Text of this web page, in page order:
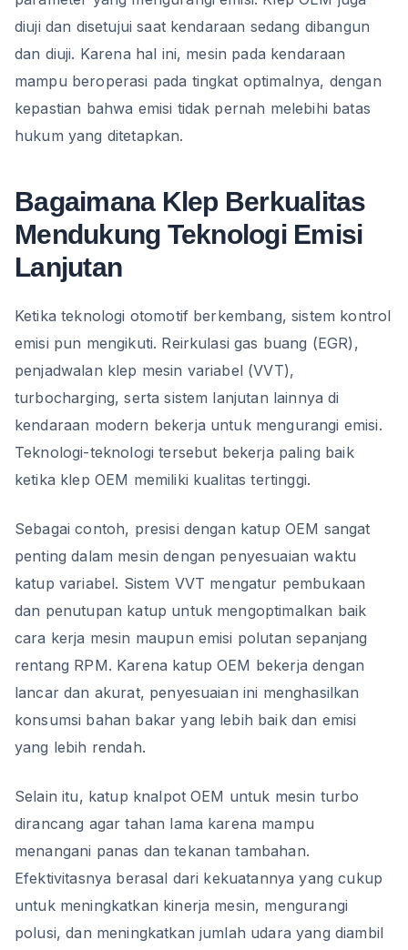
diuji dan disetujui saat kendaraan sedang dibangun
dan diuji. Karena hal ini, mesin pada kendaraan
mampu beroperasi pada tingkat optimalnya, dengan
kepastian bahwa emisi tidak pernah melebihi batas
hukum yang ditetapkan.
Bagaimana Klep Berkualitas
Mendukung Teknologi Emisi
Lanjutan
Ketika teknologi otomotif berkembang, sistem kontrol
emisi pun mengikuti. Reirkulasi gas buang (EGR),
penjadwalan klep mesin variabel (VVT),
turbocharging, serta sistem lanjutan lainnya di
kendaraan modern bekerja untuk mengurangi emisi.
Teknologi-teknologi tersebut bekerja paling baik
ketika klep OEM memiliki kualitas tertinggi.
Sebagai contoh, presisi dengan katup OEM sangat
penting dalam mesin dengan penyesuaian waktu
katup variabel. Sistem VVT mengatur pembukaan
dan penutupan katup untuk mengoptimalkan baik
cara kerja mesin maupun emisi polutan sepanjang
rentang RPM. Karena katup OEM bekerja dengan
lancar dan akurat, penyesuaian ini menghasilkan
konsumsi bahan bakar yang lebih baik dan emisi
yang lebih rendah.
Selain itu, katup knalpot OEM untuk mesin turbo
dirancang agar tahan lama karena mampu
menangani panas dan tekanan tambahan.
Efektivitasnya berasal dari kekuatannya yang cukup
untuk meningkatkan kinerja mesin, mengurangi
polusi, dan meningkatkan jumlah udara yang diambil